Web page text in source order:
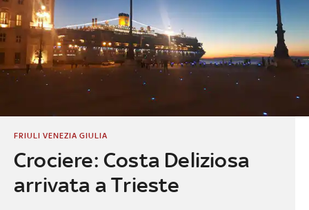
Crociere: Costa Deliziosa
arrivata a Trieste
FRIULI VENEZIA GIULIA